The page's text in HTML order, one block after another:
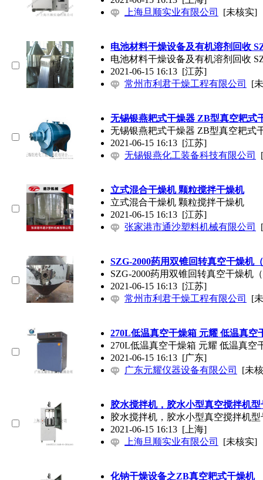
上海旦顺实业有限公司
[未核实]
电池材料干燥设备及有机溶剂回收
电池材料干燥设备及有机溶剂回收
2021-06-15 16:13 [江苏]
常州市利君干燥工程有限公司
[
无锡银燕耙式干燥器 ZB型真空耙式
无锡银燕耙式干燥器 ZB型真空耙式
2021-06-15 16:13 [江苏]
无锡银燕化工装备科技有限公司
立式混合干燥机 颗粒搅拌干燥机
立式混合干燥机 颗粒搅拌干燥机
2021-06-15 16:13 [江苏]
张家港市通沙塑料机械有限公司
SZG-2000药用双锥回转真空干燥机
SZG-2000药用双锥回转真空干燥机
2021-06-15 16:13 [江苏]
常州市利君干燥工程有限公司
[
270L低温真空干燥箱 元耀 低温真空
270L低温真空干燥箱 元耀 低温真空
2021-06-15 16:13 [广东]
广东元耀仪器设备有限公司
[未
胶水搅拌机，胶水小型真空搅拌机型
胶水搅拌机，胶水小型真空搅拌机型
2021-06-15 16:13 [上海]
上海旦顺实业有限公司
[未核实]
化钠干燥设备之ZB真空耙式干燥机